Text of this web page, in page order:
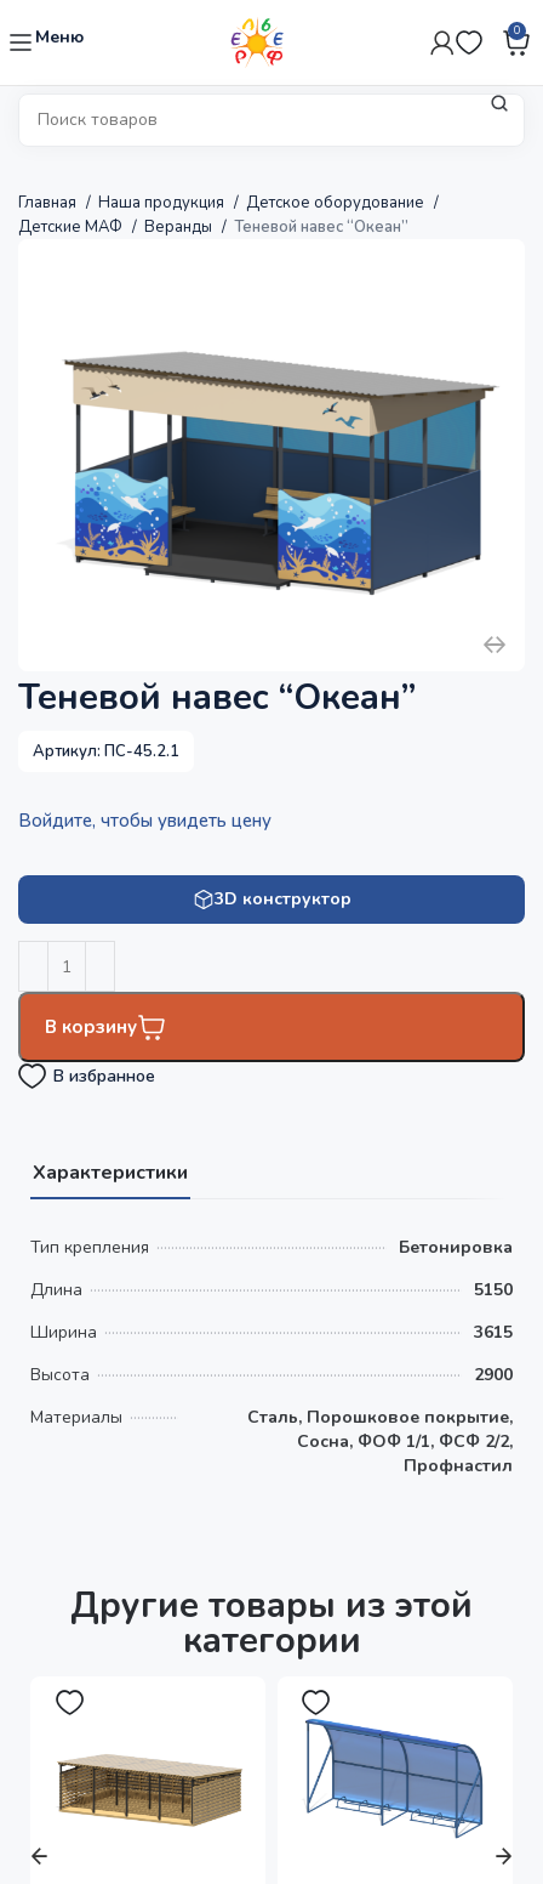
Меню 0
Главная Наша продукция
Детское оборудование
Детские МАФ
Веранды Теневой навес “Океан”
Теневой навес “Океан”
Артикул:ПС-45.2.1
Войдите, чтобы увидеть цену
3D конструктор
В корзину
В избранное
Характеристики
Тип крепления
Бетонировка
Длина
5150
Ширина
3615
Высота
2900
Материалы
Сталь, Порошковое покрытие,
Сосна, ФОФ 1/1, ФСФ 2/2,
Профнастил
Другие товары из этой
категории